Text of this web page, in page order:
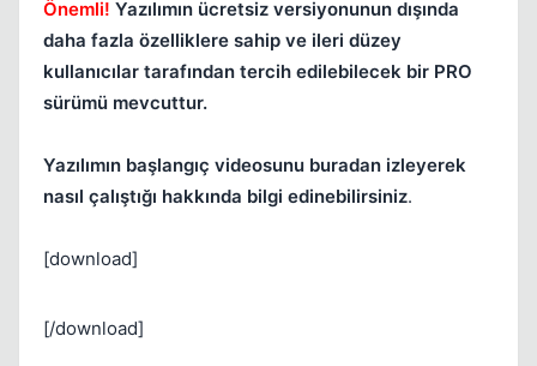
Önemli! Yazılımın ücretsiz versiyonunun dışında
daha fazla özelliklere sahip ve ileri düzey
kullanıcılar tarafından tercih edilebilecek bir PRO
sürümü mevcuttur.
Yazılımın başlangıç videosunu buradan izleyerek
nasıl çalıştığı hakkında bilgi edinebilirsiniz.
[download]
[/download]